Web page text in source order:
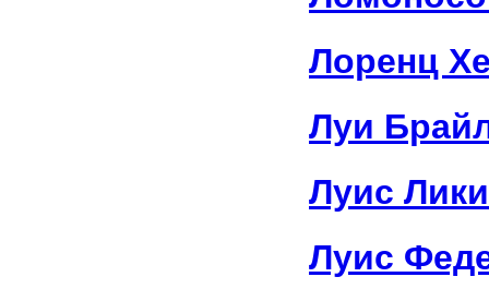
Лоренц
Луи
Луис Лики
Луис